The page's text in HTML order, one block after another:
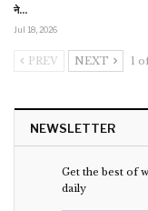
ने…
Jul 18, 2026
PREV NEXT 1
NEWSLETTER
Get the best of
daily